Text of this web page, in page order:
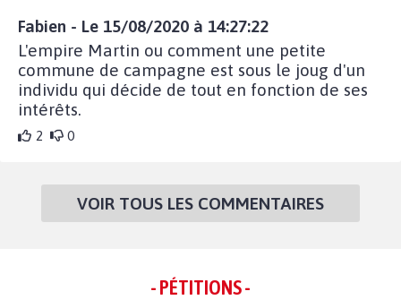
Fabien - Le 15/08/2020 à 14:27:22
L'empire Martin ou comment une petite
commune de campagne est sous le joug d'un
individu qui décide de tout en fonction de ses
intérêts.
2 0
VOIR TOUS LES COMMENTAIRES
- PÉTITIONS -